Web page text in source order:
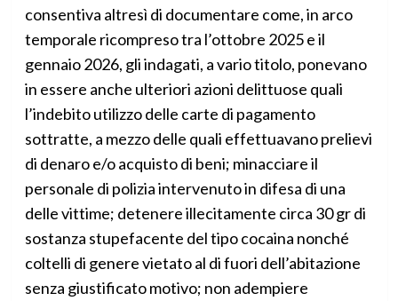
consentiva altresì di documentare come, in arco
temporale ricompreso tra l’ottobre 2025 e il
gennaio 2026, gli indagati, a vario titolo, ponevano
in essere anche ulteriori azioni delittuose quali
l’indebito utilizzo delle carte di pagamento
sottratte, a mezzo delle quali effettuavano prelievi
di denaro e/o acquisto di beni; minacciare il
personale di polizia intervenuto in difesa di una
delle vittime; detenere illecitamente circa 30 gr di
sostanza stupefacente del tipo cocaina nonché
coltelli di genere vietato al di fuori dell’abitazione
senza giustificato motivo; non adempiere